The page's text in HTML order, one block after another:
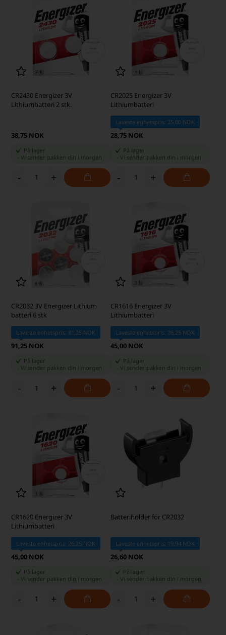
CR2430 Energizer 3V
Lithiumbatteri 2 stk.
38,75 NOK
På lager
-Vi sender pakken din i morgen
- +
CR2025 Energizer 3V
Lithiumbatteri
Laveste enhetspris: 25,00 NOK
28,75 NOK
På lager
Vi sender pakken din i morgen
- +
CR2032 3V Energizer Lithium
batteri 6 stk
Laveste enhetspris: 81,25 NOK
91,25 NOK
På lager
-Vi sender pakken din i morgen
- +
CR1616 Energizer 3V
Lithiumbatteri
Laveste enhetspris: 26,25 NOK
45,00 NOK
På lager
Vi sender pakken din i morgen
- +
CR1620 Energizer 3V
Lithiumbatteri
Laveste enhetspris: 26,25 NOK
45,00 NOK
På lager
-Vi sender pakken din i morgen
- +
Batteriholder for CR2032
Laveste enhetspris: 19,94 NOK
26,60 NOK
På lager
Vi sender pakken din i morgen
- +